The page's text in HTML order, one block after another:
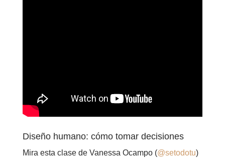
Diseño humano: cómo tomar decisiones
Mira esta clase de Vanessa Ocampo (@setodotu)